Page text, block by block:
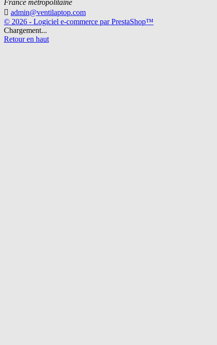
France métropolitaine
 admin@ventilaptop.com
© 2026 - Logiciel e-commerce par PrestaShop™
Chargement...
Retour en haut